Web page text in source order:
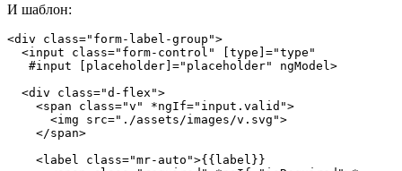
И шаблон:
<div class="form-label-group">